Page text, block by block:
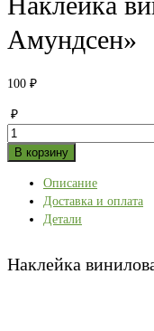
Амундсен»
100 ₽
₽
Количество
товара
виниловая
"Руаль
Амундсен"
В корзину
Описание
Доставка и оплата
Детали
Наклейка